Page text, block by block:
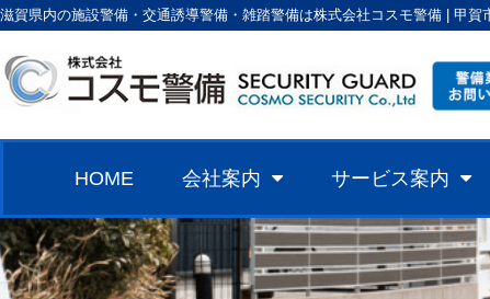
滋賀県内の施設警備・交通誘導警備・雑踏警備は株式会社コスモ警備 | 甲賀
HOME 会社案内 サービス案内